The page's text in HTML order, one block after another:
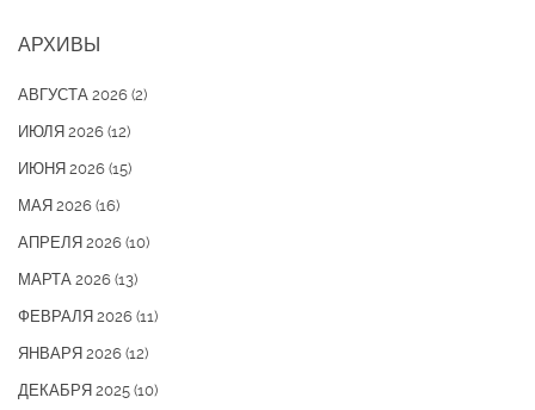
АРХИВЫ
АВГУСТА 2026 (2)
ИЮЛЯ 2026 (12)
ИЮНЯ 2026 (15)
МАЯ 2026 (16)
АПРЕЛЯ 2026 (10)
МАРТА 2026 (13)
ФЕВРАЛЯ 2026 (11)
ЯНВАРЯ 2026 (12)
ДЕКАБРЯ 2025 (10)